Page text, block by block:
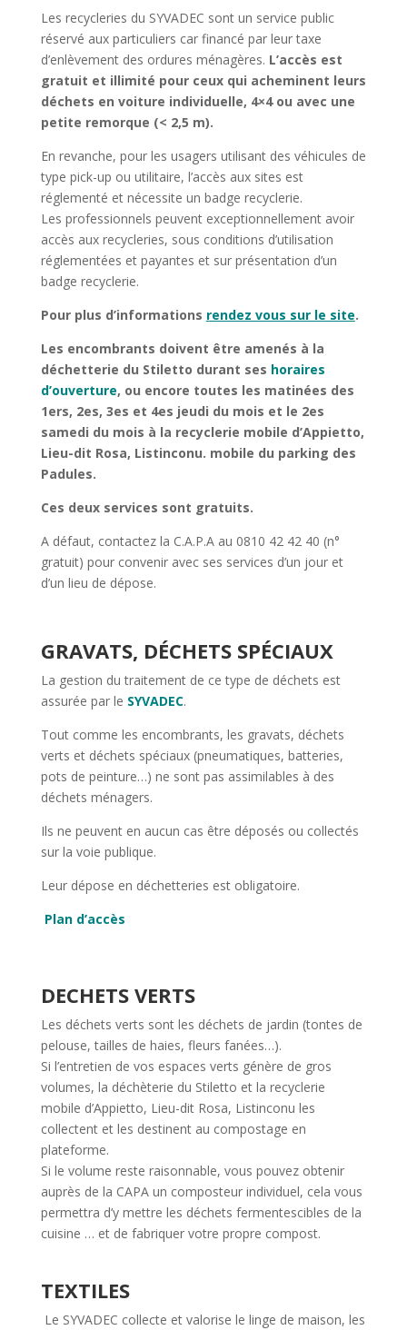
Les recycleries du SYVADEC sont un service public
réservé aux particuliers car financé par leur taxe
d’enlèvement des ordures ménagères. L’accès est
gratuit et illimité pour ceux qui acheminent leurs
déchets en voiture individuelle, 4×4 ou avec une
petite remorque (< 2,5 m).
En revanche, pour les usagers utilisant des véhicules de
type pick-up ou utilitaire, l’accès aux sites est
réglementé et nécessite un badge recyclerie.
Les professionnels peuvent exceptionnellement avoir
accès aux recycleries, sous conditions d’utilisation
réglementées et payantes et sur présentation d’un
badge recyclerie.
Pour plus d’informations rendez vous sur le site.
Les encombrants doivent être amenés à la
déchetterie du Stiletto durant ses horaires
d’ouverture, ou encore toutes les matinées des
1ers, 2es, 3es et 4es jeudi du mois et le 2es
samedi du mois à la recyclerie mobile d’Appietto,
Lieu-dit Rosa, Listinconu. mobile du parking des
Padules.
Ces deux services sont gratuits.
A défaut, contactez la C.A.P.A au 0810 42 42 40 (n°
gratuit) pour convenir avec ses services d’un jour et
d’un lieu de dépose.
GRAVATS, DÉCHETS SPÉCIAUX
La gestion du traitement de ce type de déchets est
assurée par le SYVADEC.
Tout comme les encombrants, les gravats, déchets
verts et déchets spéciaux (pneumatiques, batteries,
pots de peinture…) ne sont pas assimilables à des
déchets ménagers.
Ils ne peuvent en aucun cas être déposés ou collectés
sur la voie publique.
Leur dépose en déchetteries est obligatoire.
Plan d’accès
DECHETS VERTS
Les déchets verts sont les déchets de jardin (tontes de
pelouse, tailles de haies, fleurs fanées…).
Si l’entretien de vos espaces verts génère de gros
volumes, la déchèterie du Stiletto et la recyclerie
mobile d’Appietto, Lieu-dit Rosa, Listinconu les
collectent et les destinent au compostage en
plateforme.
Si le volume reste raisonnable, vous pouvez obtenir
auprès de la CAPA un composteur individuel, cela vous
permettra d’y mettre les déchets fermentescibles de la
cuisine … et de fabriquer votre propre compost.
TEXTILES
Le SYVADEC collecte et valorise le linge de maison, les